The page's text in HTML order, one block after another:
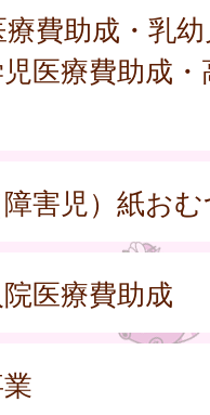
費助成・乳
医療費助成
害児）紙お
医療費助成